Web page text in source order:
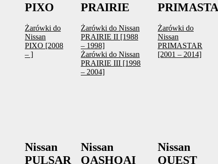
PIXO
Żarówki do
Nissan
PIXO [2008
– ]
PRAIRIE
Żarówki do Nissan
PRAIRIE II [1988
– 1998]
Żarówki do Nissan
PRAIRIE III [1998
– 2004]
Żarówki do
Nissan
PRIMASTAR
[2001 – 2014]
Nissan
PULSAR
Nissan
QASHQAI
Nissan
QUEST